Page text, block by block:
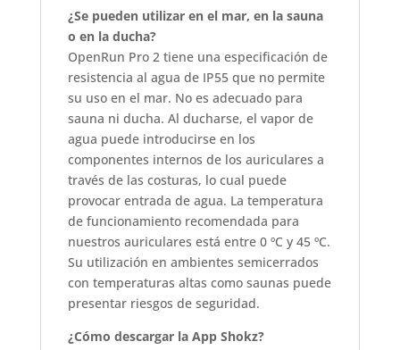
¿Se pueden utilizar en el mar, en la sauna
o en la ducha?
OpenRun Pro 2 tiene una especificación de
resistencia al agua de IP55 que no permite
su uso en el mar. No es adecuado para
sauna ni ducha. Al ducharse, el vapor de
agua puede introducirse en los
componentes internos de los auriculares a
través de las costuras, lo cual puede
provocar entrada de agua. La temperatura
de funcionamiento recomendada para
nuestros auriculares está entre 0 ºC y 45 ºC.
Su utilización en ambientes semicerrados
con temperaturas altas como saunas puede
presentar riesgos de seguridad.
¿Cómo descargar la App Shokz?